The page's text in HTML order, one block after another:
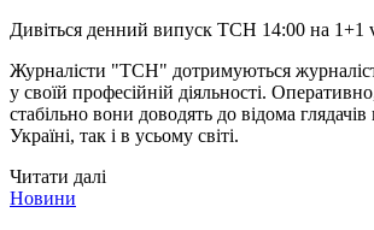
Дивіться денний випуск ТСН 14:00 на 1+1
Журналісти "ТСН" дотримуються
у своїй професійній діяльності.
стабільно вони доводять до відома глядачів
Україні, так і в усьому світі.
Читати далі
Новини